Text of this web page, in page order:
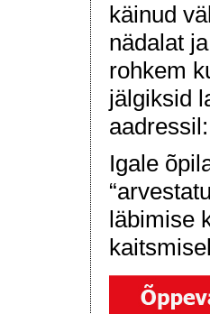
käinud
nädalat
rohkem
jälgiksid
aadressil:
Igale
läbimise